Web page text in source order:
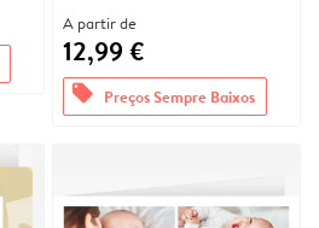
A partir de
12,99 €
offers Preços Sempre Baixos